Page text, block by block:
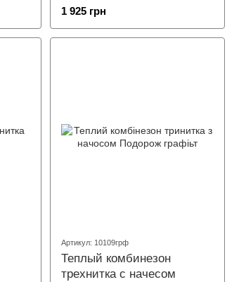
1 925 грн
Артикул: 10109грф
Теплый комбинезон
трехнитка с начесом